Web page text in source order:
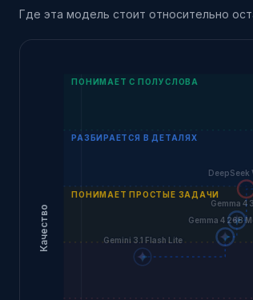
Где эта модель стоит относительно
ПОНИМАЕТ С ПОЛУСЛОВА
РАЗБИРАЕТСЯ В ДЕТАЛЯХ
ПОНИМАЕТ ПРОСТЫЕ ЗАДАЧИ
Качество
DeepSeek
Gemma 4
Gemma 4 26B
Gemini 3.1 Flash Lite